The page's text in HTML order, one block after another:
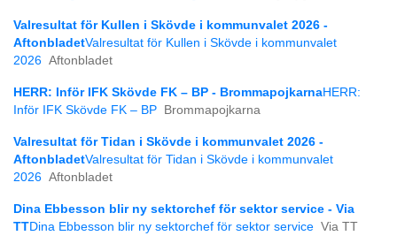
Valresultat för Kullen i Skövde i kommunvalet 2026 -
AftonbladetValresultat för Kullen i Skövde i kommunvalet
2026 Aftonbladet
HERR: Inför IFK Skövde FK – BP - BrommapojkarnaHERR:
Inför IFK Skövde FK – BP
Brommapojkarna
Valresultat för Tidan i Skövde i kommunvalet 2026 -
AftonbladetValresultat för Tidan i Skövde i kommunvalet
2026 Aftonbladet
Dina Ebbesson blir ny sektorchef för sektor service - Via
TTDina Ebbesson blir ny sektorchef för sektor service Via TT